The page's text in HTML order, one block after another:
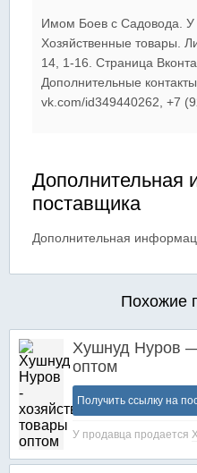
Имом Боев c Садовода. У
Хозяйственные товары.
14, 1-16. Страница
Дополнительные
vk.com/id349440262, +7
Дополнительная
поставщика
Дополнительная
Похожие
Хушнуд Нуров
оптом
Получить ссылку на
У продавца продается